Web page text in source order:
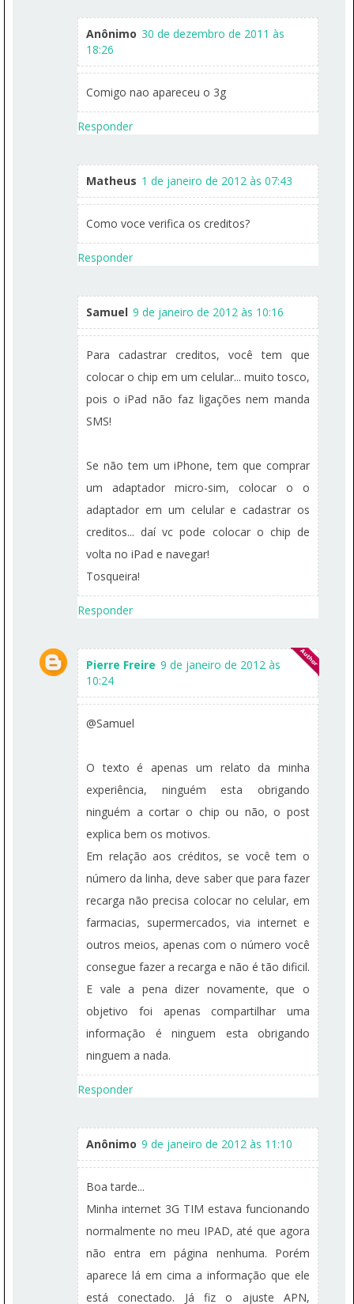
Anônimo 30 de dezembro de 2011 às
18:26
Comigo nao apareceu o 3g
Responder
Matheus 1 de janeiro de 2012 às 07:43
Como voce verifica os creditos?
Responder
Samuel 9 de janeiro de 2012 às 10:16
Para cadastrar creditos, você tem que
colocar o chip em um celular... muito tosco,
pois o iPad não faz ligações nem manda
SMS!
Se não tem um iPhone, tem que comprar
um adaptador micro-sim, colocar o o
adaptador em um celular e cadastrar os
creditos... daí vc pode colocar o chip de
volta no iPad e navegar!
Tosqueira!
Responder
Pierre Freire 9 de janeiro de 2012 às
10:24
@Samuel
O texto é apenas um relato da minha
experiência, ninguém esta obrigando
ninguém a cortar o chip ou não, o post
explica bem os motivos.
Em relação aos créditos, se você tem o
número da linha, deve saber que para fazer
recarga não precisa colocar no celular, em
farmacias, supermercados, via internet e
outros meios, apenas com o número você
consegue fazer a recarga e não é tão dificil.
E vale a pena dizer novamente, que o
objetivo foi apenas compartilhar uma
informação é ninguem esta obrigando
ninguem a nada.
Responder
Anônimo 9 de janeiro de 2012 às 11:10
Boa tarde...
Minha internet 3G TIM estava funcionando
normalmente no meu IPAD, até que agora
não entra em página nenhuma. Porém
aparece lá em cima a informação que ele
está conectado. Já fiz o ajuste APN,